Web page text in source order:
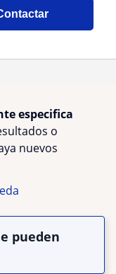
especifica
o
nuevos
pueden